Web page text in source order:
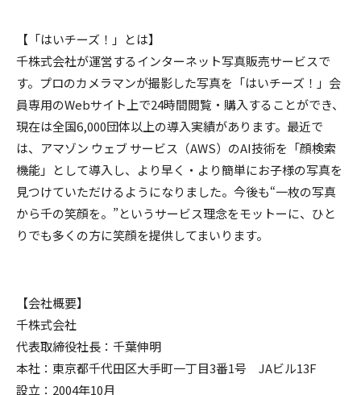
【「はいチーズ！」とは】
千株式会社が運営するインターネット写真販売サービスで
す。プロのカメラマンが撮影した写真を「はいチーズ！」会
員専用のWebサイト上で24時間閲覧・購入することができ、
現在は全国6,000団体以上の導入実績があります。最近で
は、アマゾン ウェブ サービス（AWS）のAI技術を「顔検索
機能」として導入し、より早く・より簡単にお子様の写真を
見つけていただけるようになりました。今後も“一枚の写真
から千の笑顔を。”というサービス理念をモットーに、ひと
りでも多くの方に笑顔を提供してまいります。
【会社概要】
千株式会社
代表取締役社長：千葉伸明
本社：東京都千代田区大手町一丁目3番1号 JAビル13F
設立：2004年10月